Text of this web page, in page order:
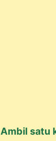
Ambil satu